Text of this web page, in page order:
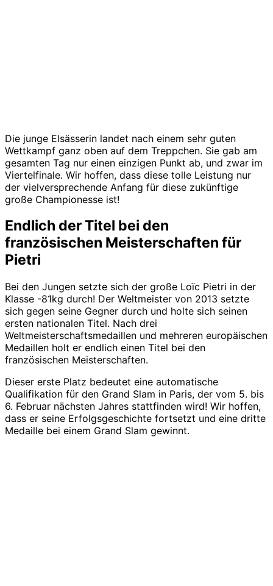
Die junge Elsässerin landet nach einem sehr guten
Wettkampf ganz oben auf dem Treppchen. Sie gab am
gesamten Tag nur einen einzigen Punkt ab, und zwar im
Viertelfinale. Wir hoffen, dass diese tolle Leistung nur
der vielversprechende Anfang für diese zukünftige
große Championesse ist!
Endlich der Titel bei den
französischen Meisterschaften für
Pietri
Bei den Jungen setzte sich der große Loïc Pietri in der
Klasse -81kg durch! Der Weltmeister von 2013 setzte
sich gegen seine Gegner durch und holte sich seinen
ersten nationalen Titel. Nach drei
Weltmeisterschaftsmedaillen und mehreren europäischen
Medaillen holt er endlich einen Titel bei den
französischen Meisterschaften.
Dieser erste Platz bedeutet eine automatische
Qualifikation für den Grand Slam in Paris, der vom 5. bis
6. Februar nächsten Jahres stattfinden wird! Wir hoffen,
dass er seine Erfolgsgeschichte fortsetzt und eine dritte
Medaille bei einem Grand Slam gewinnt.